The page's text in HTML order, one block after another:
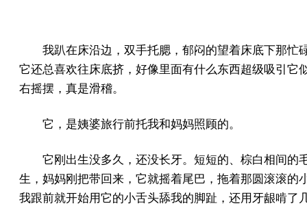
我趴在床沿边，双手托腮，郁闷的望着床底下那忙
它还总喜欢往床底挤，好像里面有什么东西超级吸引
右摇摆，真是滑稽。
它，是姨婆旅行前托我和妈妈照顾的。
它刚出生没多久，还没长牙。短短的、棕白相间的
生，妈妈刚把带回来，它就摇着尾巴，拖着那圆滚滚
我跟前就开始用它的小舌头舔我的脚趾，还用牙龈啃了